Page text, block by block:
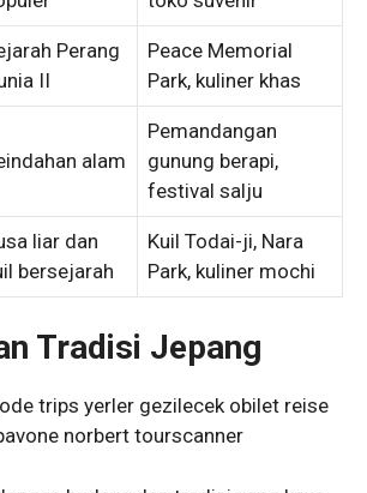
Perang
II
Peace Memorial
Park, kuliner khas
alam
Pemandangan
gunung berapi,
festival salju
liar dan
bersejarah
Kuil Todai-ji, Nara
Park, kuliner mochi
Tradisi Jepang